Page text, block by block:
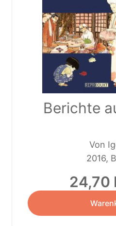
Berichte
Von
2016,
24,70